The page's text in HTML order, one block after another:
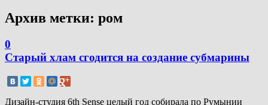
Архив метки: ром
0
Старый хлам сгодится на создание субмарины
Дизайн-студия 6th Sense целый год собирала по Румынии